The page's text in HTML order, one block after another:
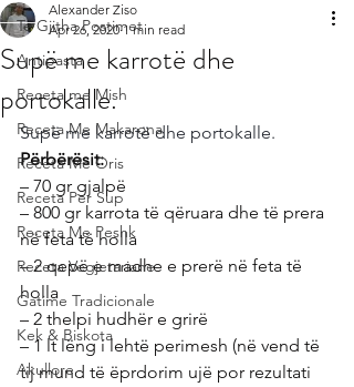
Te Gjitha Postimet
Antipasta
Receta me Mish
Receta Me Makarona
Receta Me Oris
Receta Per Sup
Receta Me Peshk
Receta Vegjetariane
Gatime Tradicionale
Kek & Biskota
Akullore
Supë me karrotë dhe
portokalle.
Alexander Ziso
Apr 26, 2020 1 min read
Supë me karrotë dhe portokalle.
Përbërësit:
– 70 gr gjalpë
– 800 gr karrota të qëruara dhe të prera
në feta të holla
– 2 qepë e madhe e prerë në feta të
holla
– 2 thelpi hudhër e grirë
– 1 lt lëng i lehtë perimesh (në vend të
tij mund të ëprdorim ujë por rezultati